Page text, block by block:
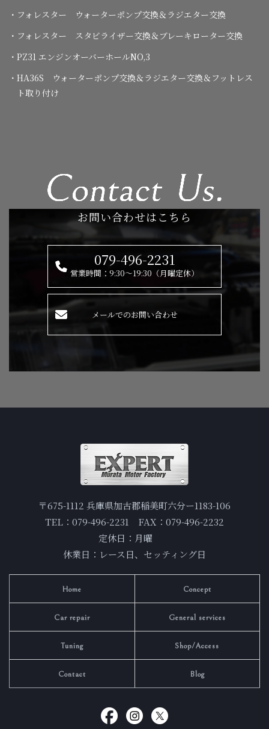
・フォレスター ウォーターポンプ交換＆ラジエター交換
・フォレスター スタビライザー交換＆ブレーキローター交換
・PZ31 エンジンオーバーホールNO,3
・HA36S ウォーターポンプ交換＆ラジエター交換＆フットレス
ト取り付け
お問い合わせはこちら
079-496-2231
営業時間：9:30～19:30（月曜定休）
メールでのお問い合わせ
〒675-1112 兵庫県加古郡稲美町六分ー1183-106
TEL：079-496-2231 FAX：079-496-2232
定休日：月曜
休業日：レース日、セッティング日
Home Concept
Car repair General services
Tuning Shop/Access
Contact Blog